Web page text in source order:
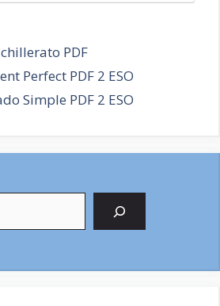
PDF
Perfect PDF 2 ESO
Simple PDF 2 ESO